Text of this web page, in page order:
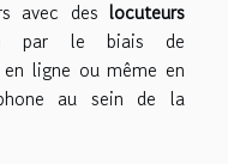
avec des locuteurs
par le biais de
ligne ou même en
au sein de la